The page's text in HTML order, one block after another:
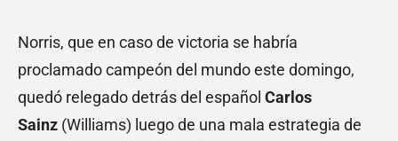
Norris, que en caso de victoria se habría
proclamado campeón del mundo este domingo,
quedó relegado detrás del español Carlos
Sainz (Williams) luego de una mala estrategia de